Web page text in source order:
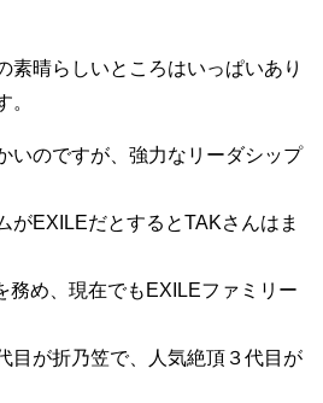
素晴らしいところはいっぱいあり
。
いのですが、強力なリーダシップ
がEXILEだとするとTAKさんはま
務め、現在でもEXILEファミリー
目が折乃笠で、人気絶頂３代目が